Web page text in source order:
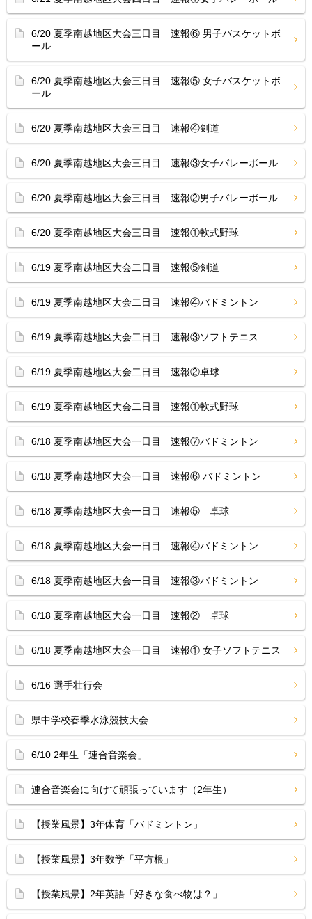
6/20 夏季南越地区大会三日目 速報⑥ 男子バスケットボ
ール
6/20 夏季南越地区大会三日目 速報⑤ 女子バスケットボ
ール
6/20 夏季南越地区大会三日目 速報④剣道
6/20 夏季南越地区大会三日目 速報③女子バレーボール
6/20 夏季南越地区大会三日目 速報②男子バレーボール
6/20 夏季南越地区大会三日目 速報①軟式野球
6/19 夏季南越地区大会二日目 速報⑤剣道
6/19 夏季南越地区大会二日目 速報④バドミントン
6/19 夏季南越地区大会二日目 速報③ソフトテニス
6/19 夏季南越地区大会二日目 速報②卓球
6/19 夏季南越地区大会二日目 速報①軟式野球
6/18 夏季南越地区大会一日目 速報⑦バドミントン
6/18 夏季南越地区大会一日目 速報⑥ バドミントン
6/18 夏季南越地区大会一日目 速報⑤ 卓球
6/18 夏季南越地区大会一日目 速報④バドミントン
6/18 夏季南越地区大会一日目 速報③バドミントン
6/18 夏季南越地区大会一日目 速報② 卓球
6/18 夏季南越地区大会一日目 速報① 女子ソフトテニス
6/16 選手壮行会
県中学校春季水泳競技大会
6/10 2年生「連合音楽会」
連合音楽会に向けて頑張っています（2年生）
【授業風景】3年体育「バドミントン」
【授業風景】3年数学「平方根」
【授業風景】2年英語「好きな食べ物は？」